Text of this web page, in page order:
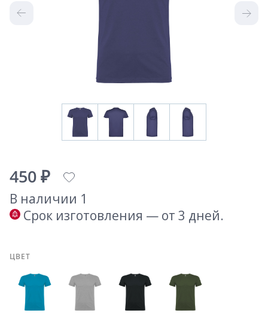
450 ₽
В наличии 1
Срок изготовления — от 3 дней.
ЦВЕТ